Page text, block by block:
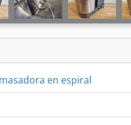
en espiral